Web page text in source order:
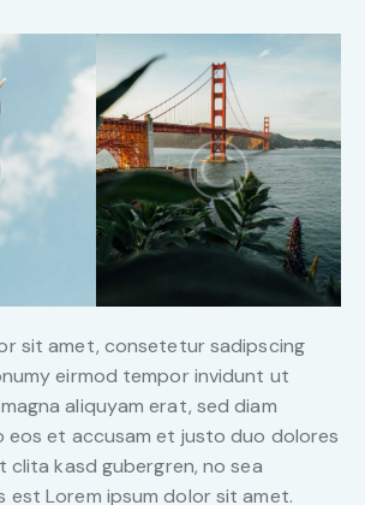
sit amet, consetetur sadipscing
eirmod tempor invidunt ut
aliquyam erat, sed diam
eos et accusam et justo duo dolores
clita kasd gubergren, no sea
est Lorem ipsum dolor sit amet.